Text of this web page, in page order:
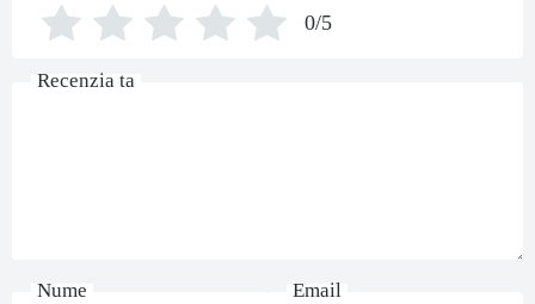
0/5
Recenzia ta
Nume Email